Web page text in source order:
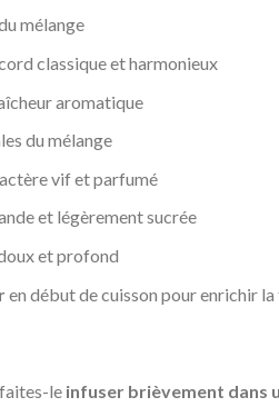
mélange
classique et harmonieux
aromatique
du mélange
vif et parfumé
et légèrement sucrée
et profond
en début de cuisson pour enrichir
le infuser brièvement dans